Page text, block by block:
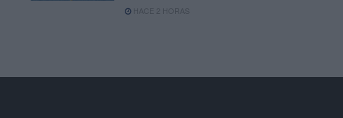
HACE 2 HORAS